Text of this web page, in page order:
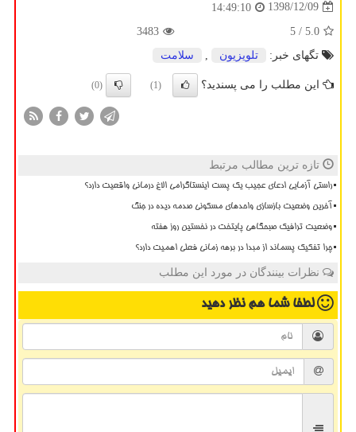
1398/12/09
14:49:10
5.0
/ 5
3483
تگهای خبر:
تلویزیون سلامت
این مطلب را می پسندید؟ (1)
(0)
تازه ترین مطالب مرتبط
راستی آزمایی ادعای عجیب یک پست اینستاگرامی الاغ درمانی واقعیت دارد؟
آخرین وضعیت بازسازی واحدهای مسکونی صدمه دیده در جنگ
وضعیت ترافیک صبحگاهی پایتخت در نخستین روز هفته
چرا تفکیک پسماند از مبدا در برهه زمانی فعلی اهمیت دارد؟
نظرات بینندگان در مورد این مطلب
لطفا شما همنظر دهید